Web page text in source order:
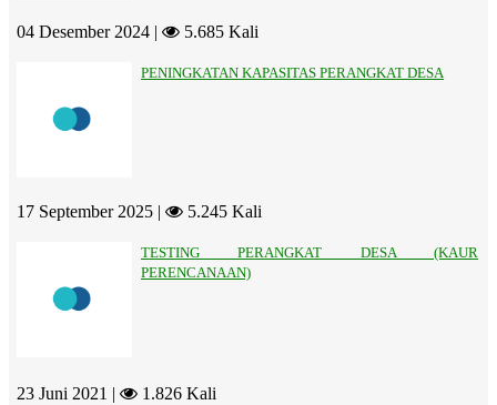
04 Desember 2024 | 5.685 Kali
PENINGKATAN KAPASITAS PERANGKAT DESA
17 September 2025 | 5.245 Kali
TESTING PERANGKAT DESA (KAUR
PERENCANAAN)
23 Juni 2021 | 1.826 Kali